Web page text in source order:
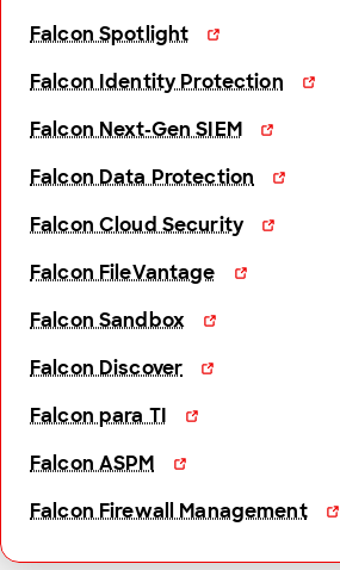
Falcon Spotlight
Falcon Identity Protection
Falcon Next-Gen SIEM
Falcon Data Protection
Falcon Cloud Security
Falcon FileVantage
Falcon Sandbox
Falcon Discover
Falcon para TI
Falcon ASPM
Falcon Firewall Management